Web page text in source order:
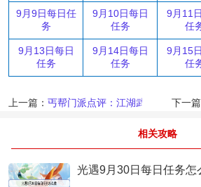
9月9日每日任
务
9月10日每日
任务
9月11
任
9月13日每日
任务
9月14日每日
任务
9月15
任
上一篇： 丐帮门派点评：江湖武林武功选择
下一
相关攻略
光遇9月30日每日任务怎